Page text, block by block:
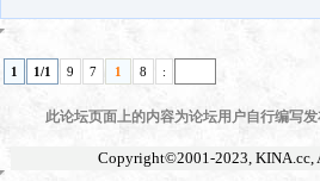
1 1/1 9 7 1 8 :
此论坛页面上的内容为论坛用户自行编写
Copyright©2001-2023, KINA.cc,